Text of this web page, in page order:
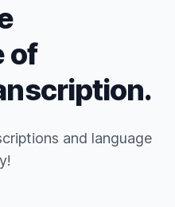
of
and language